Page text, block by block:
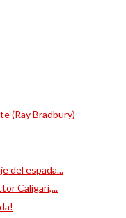
(Ray Bradbury)
del espada...
Caligari,...